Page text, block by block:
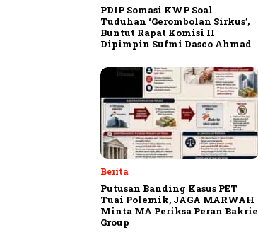
PDIP Somasi KWP Soal
Tuduhan ‘Gerombolan Sirkus’,
Buntut Rapat Komisi II
Dipimpin Sufmi Dasco Ahmad
Berita
Putusan Banding Kasus PET
Tuai Polemik, JAGA MARWAH
Minta MA Periksa Peran Bakrie
Group